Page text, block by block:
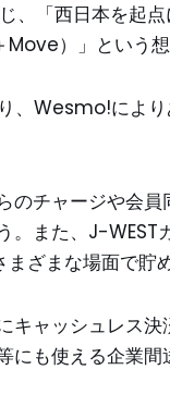
「西日本を起点
Move）」という
Wesmo!によ
チャージや会
。また、J-
ざまな場面で貯
ャッシュレス
も使える企業